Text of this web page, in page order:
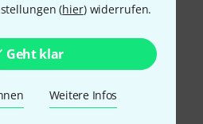
(hier) widerrufen.
Geht klar
Weitere Infos